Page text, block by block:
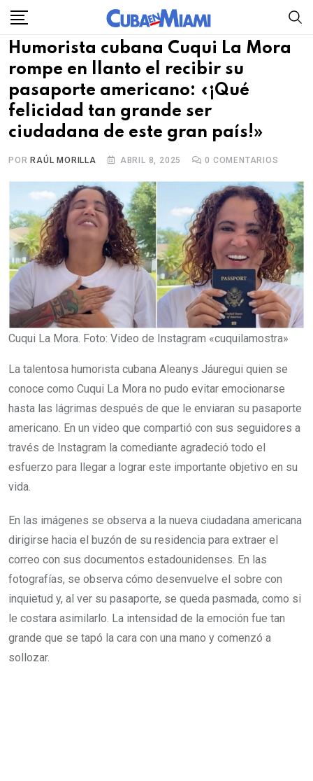
Skip
content
Humorista cubana Cuqui La Mora
rompe en llanto el recibir su
pasaporte americano: «¡Qué
felicidad tan grande ser
ciudadana de este gran país!»
POR RAÚL MORILLA ABRIL 8, 2025 0 COMENTARIOS
Cuqui La Mora. Foto: Video de Instagram «cuquilamostra»
La talentosa humorista cubana Aleanys Jáuregui quien se
conoce como Cuqui La Mora no pudo evitar emocionarse
hasta las lágrimas después de que le enviaran su pasaporte
americano. En un video que compartió con sus seguidores a
través de Instagram la comediante agradeció todo el
esfuerzo para llegar a lograr este importante objetivo en su
vida.
En las imágenes se observa a la nueva ciudadana americana
dirigirse hacia el buzón de su residencia para extraer el
correo con sus documentos estadounidenses. En las
fotografías, se observa cómo desenvuelve el sobre con
inquietud y, al ver su pasaporte, se queda pasmada, como si
le costara asimilarlo. La intensidad de la emoción fue tan
grande que se tapó la cara con una mano y comenzó a
sollozar.